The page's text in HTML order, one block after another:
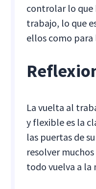
controlar lo que
trabajo, lo que
ellos como para
La vuelta al
y flexible es la
las puertas de
resolver
todo vuelva a la